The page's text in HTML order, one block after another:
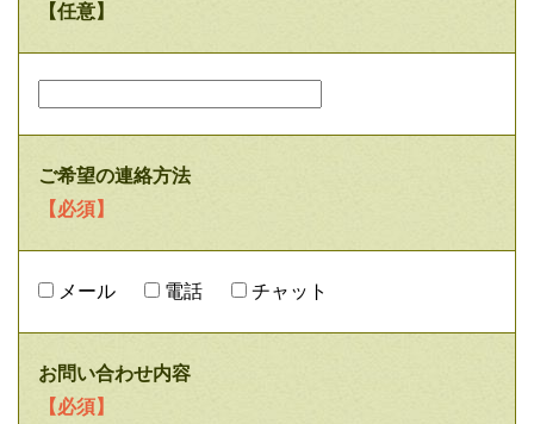
【任意】
ご希望の連絡方法
【必須】
メール 電話 チャット
お問い合わせ内容
【必須】